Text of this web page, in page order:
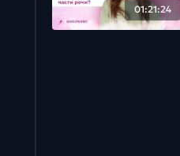
01:21:24